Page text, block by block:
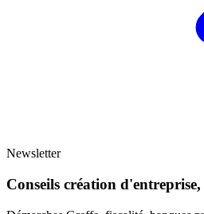
Newsletter
Conseils création